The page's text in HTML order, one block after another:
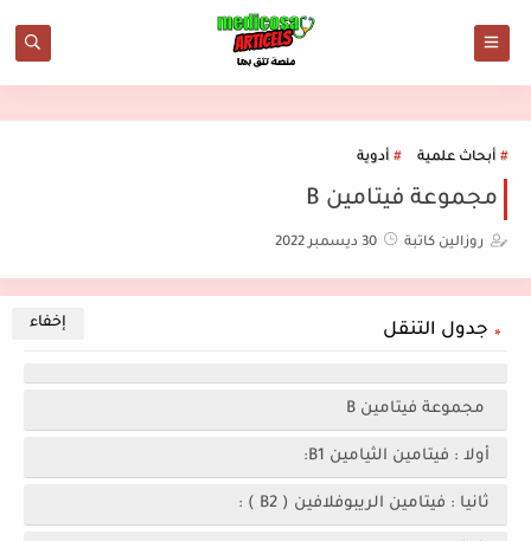
أبحاث علمية أدوية
مجموعة فيتامين B
روزالين كاتبة 30 ديسمبر 2022
جدول التنقل
مجموعة فيتامين B
أولا : فيتامين الثيامين B1:
ثانيا : فيتامين الريبوفلافين ( B2 ) :